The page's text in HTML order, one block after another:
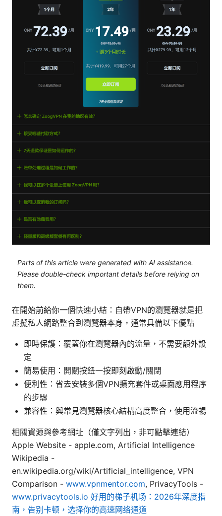
Parts of this article were generated with AI assistance.
Please double-check important details before relying on
them.
在開始前給你一個快速小結：自帶VPN的瀏覽器就是把
虛擬私人網路整合到瀏覽器本身，通常具備以下優點
即時保護：覆蓋你在瀏覽器內的流量，不需要額外設
定
簡易使用：開關按鈕一按即刻啟動/關閉
便利性：省去安裝多個VPN擴充套件或桌面應用程序
的步驟
兼容性：與常見瀏覽器核心結構高度整合，使用流暢
相關資源與參考網址（僅文字列出，非可點擊連結）
Apple Website - apple.com, Artificial Intelligence
Wikipedia -
en.wikipedia.org/wiki/Artificial_intelligence, VPN
Comparison - www.vpnmentor.com, PrivacyTools -
www.privacytools.io 好用的梯子机场：2026年深度指
南，告别卡顿，选择你的高速网络通道